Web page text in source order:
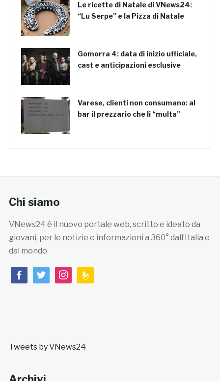
Le ricette di Natale di VNews24:
“Lu Serpe” e la Pizza di Natale
Gomorra 4: data di inizio ufficiale,
cast e anticipazioni esclusive
Varese, clienti non consumano: al
bar il prezzario che li “multa”
Chi siamo
VNews24 è il nuovo portale web, scritto e ideato da
giovani, per le notizie e informazioni a 360° dall’Italia e
dal mondo
facebooktwitterinstagramfeedburner
Tweets by VNews24